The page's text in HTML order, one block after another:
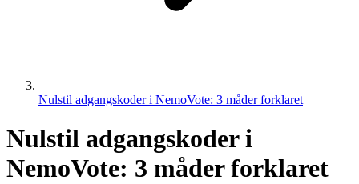
Nulstil adgangskoder i NemoVote: 3 måder forklaret
Nulstil adgangskoder i
NemoVote: 3 måder forklaret